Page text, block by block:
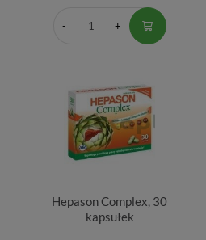
Hepason Complex, 30
kapsułek